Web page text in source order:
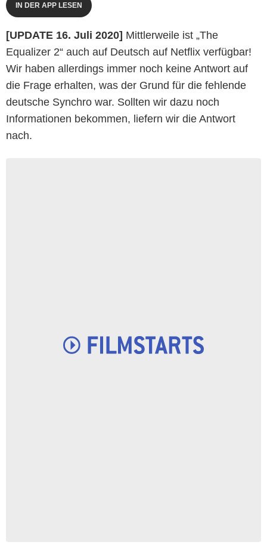
IN DER APP LESEN
[UPDATE 16. Juli 2020] Mittlerweile ist „The
Equalizer 2“ auch auf Deutsch auf Netflix verfügbar!
Wir haben allerdings immer noch keine Antwort auf
die Frage erhalten, was der Grund für die fehlende
deutsche Synchro war. Sollten wir dazu noch
Informationen bekommen, liefern wir die Antwort
nach.